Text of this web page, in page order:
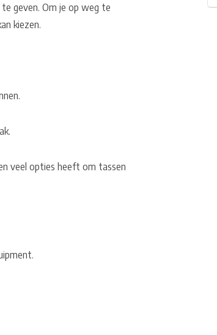
te geven. Om je op weg te
kiezen.
veel opties heeft om tassen